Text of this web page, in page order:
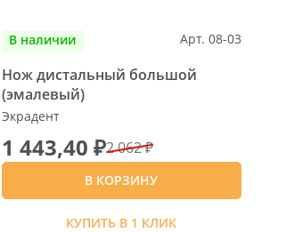
В наличии Арт. 08-03
Нож дистальный большой
(эмалевый)
Экрадент
1 443,40 ₽2 062 ₽
В КОРЗИНУ
КУПИТЬ В 1 КЛИК